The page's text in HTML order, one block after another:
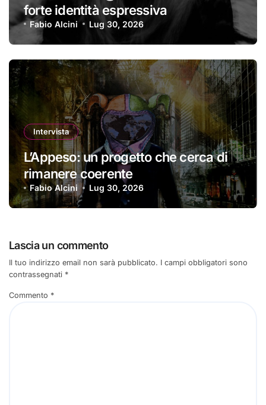
forte identità espressiva
Fabio Alcini Lug 30, 2026
Intervista
L’Appeso: un progetto che cerca di
rimanere coerente
Fabio Alcini Lug 30, 2026
Lascia un commento
Il tuo indirizzo email non sarà pubblicato. I campi obbligatori sono
contrassegnati *
Commento *